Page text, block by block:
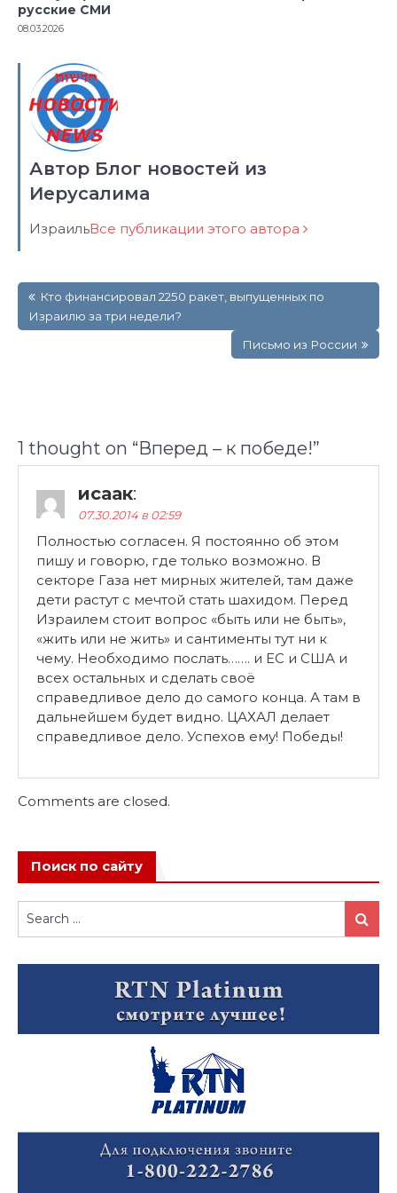
русские СМИ
08.03.2026
Автор Блог новостей из
Иерусалима
ИзраильВсе публикации этого автора
по
записям
Кто финансировал 2250 ракет, выпущенных по
Израилю за три недели?
Письмо из России
1 thought on “Вперед – к победе!”
исаак:
07.30.2014 в 02:59
Полностью согласен. Я постоянно об этом
пишу и говорю, где только возможно. В
секторе Газа нет мирных жителей, там даже
дети растут с мечтой стать шахидом. Перед
Израилем стоит вопрос «быть или не быть»,
«жить или не жить» и сантименты тут ни к
чему. Необходимо послать……. и ЕС и США и
всех остальных и сделать своё
справедливое дело до самого конца. А там в
дальнейшем будет видно. ЦАХАЛ делает
справедливое дело. Успехов ему! Победы!
Comments are closed.
Поиск по сайту
Search
for:
Search